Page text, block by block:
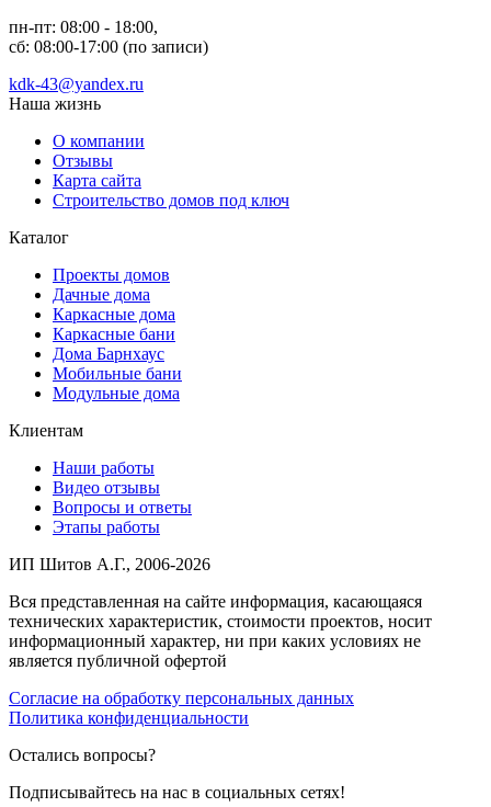
пн-пт: 08:00 - 18:00,
сб: 08:00-17:00 (по записи)
kdk-43@yandex.ru
Наша жизнь
О компании
Отзывы
Карта сайта
Строительство домов под ключ
Каталог
Проекты домов
Дачные дома
Каркасные дома
Каркасные бани
Дома Барнхаус
Мобильные бани
Модульные дома
Клиентам
Наши работы
Видео отзывы
Вопросы и ответы
Этапы работы
ИП Шитов А.Г., 2006-2026
Вся представленная на сайте информация, касающаяся
технических характеристик, стоимости проектов, носит
информационный характер, ни при каких условиях не
является публичной офертой
Согласие на обработку персональных данных
Политика конфиденциальности
Остались вопросы?
Подписывайтесь на нас в социальных сетях!